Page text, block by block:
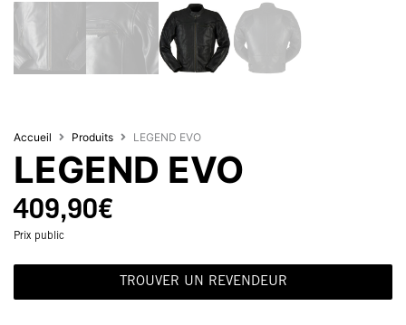
Accueil Produits LEGEND EVO
LEGEND EVO
409,90€
Prix public
TROUVER UN REVENDEUR